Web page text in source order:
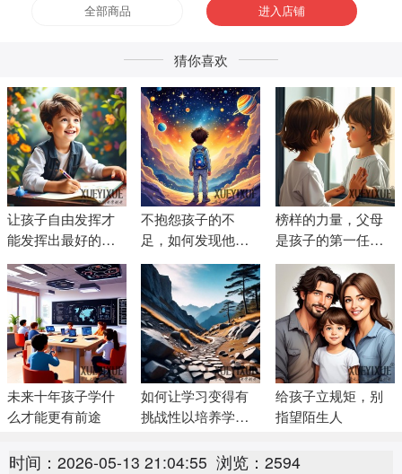
全部商品 进入店铺
猜你喜欢
让孩子自由发挥才
能发挥出最好的潜
力
不抱怨孩子的不
足，如何发现他们
的优点和长处
榜样的力量，父母
是孩子的第一任老
师
未来十年孩子学什
么才能更有前途
如何让学习变得有
挑战性以培养学习
给孩子立规矩，别
指望陌生人
时间：2026-05-13 21:04:55 浏览：2594